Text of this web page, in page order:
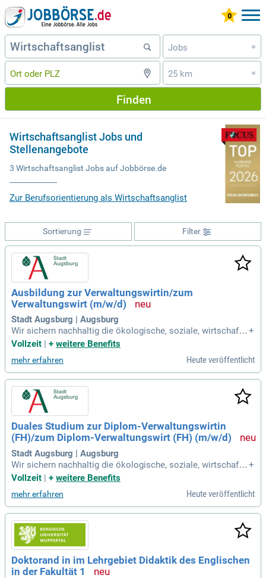
Jobs »
25 km »
Finden
Wirtschaftsanglist Jobs und
Stellenangebote
3 Wirtschaftsanglist Jobs auf Jobbörse.de
Zur Berufsorientierung als Wirtschaftsanglist
Filter
Sortierung
Ausbildung zur Verwaltungswirtin/zum
Verwaltungswirt (m/w/d)
Stadt Augsburg | Augsburg
Wir sichern nachhaltig die ökologische, soziale, wirtschaftli
che und kulturelle Zukunftsfähigkeit der Stadt Augsburg. Tä
edensten Bereichen für unsere über 300.000 Bürgerinnen un
d Bürger.
+
Vollzeit
+ weitere Benefits
mehr erfahren Heute veröffentlicht
Duales Studium zur Diplom-Verwaltungswirtin
(FH)/zum Diplom-Verwaltungswirt (FH) (m/w/d)
Stadt Augsburg | Augsburg
Wir sichern nachhaltig die ökologische, soziale, wirtschaftli
che und kulturelle Zukunftsfähigkeit der Stadt Augsburg. Tä
edensten Bereichen für unsere über 300.000 Bürgerinnen un
d Bürger.
+
Vollzeit | + weitere Benefits
mehr erfahren Heute veröffentlicht
Doktorand in im Lehrgebiet Didaktik des Englischen
in der Fakultät 1